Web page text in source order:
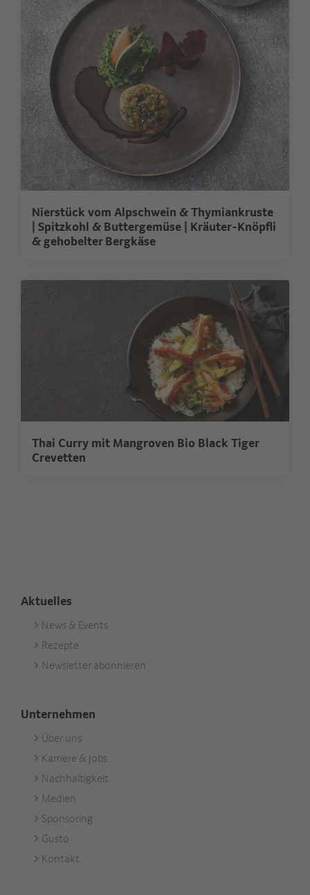
Nierstück vom Alpschwein & Thymiankruste
| Spitzkohl & Buttergemüse | Kräuter-Knöpfli
& gehobelter Bergkäse
Thai Curry mit Mangroven Bio Black Tiger
Crevetten
Aktuelles
Footer
Aktuell
News & Events
Rezepte
Newsletter abonnieren
Unternehmen
Footer
Unternehmen
Über uns
Karriere & Jobs
Nachhaltigkeit
Medien
Sponsoring
Gusto
Kontakt